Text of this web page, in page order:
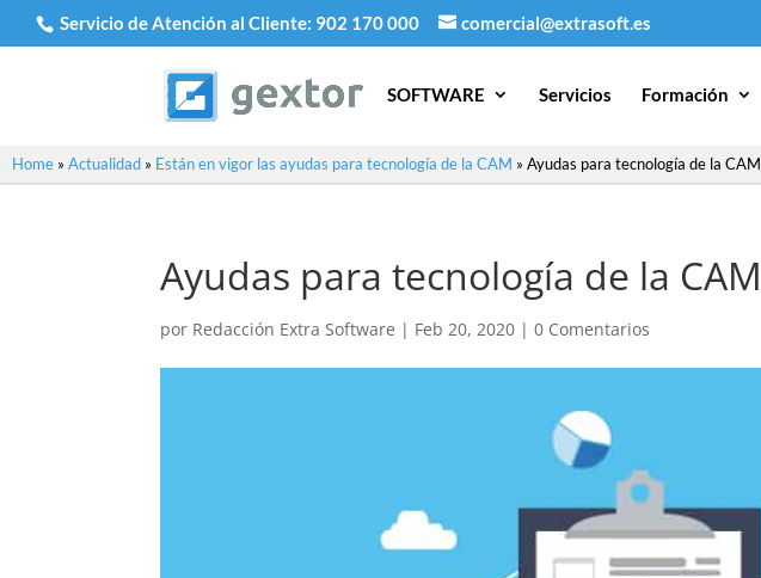
Servicio de Atención al Cliente: 902 170 000 comercial@extrasoft.es
SOFTWARE Servicios Formación
Home » Actualidad » Están en vigor las ayudas para tecnología de la CAM » Ayudas para tecnología de la CAM
Ayudas para tecnología de la CAM
por Redacción Extra Software | Feb 20, 2020 |0 Comentarios